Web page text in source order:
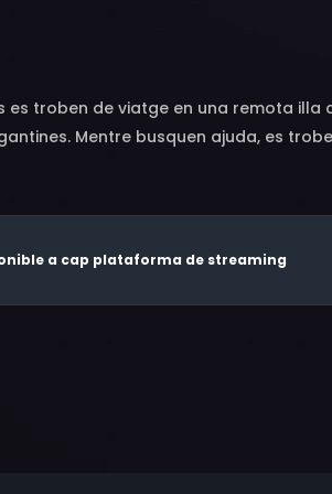
Tunnicliffe, Kevin Schumm
es troben de viatge en una remota
Mentre busquen ajuda, es
que emana de la terra de l'illa i
que l'illa sencera està habitada
a cap plataforma de streaming